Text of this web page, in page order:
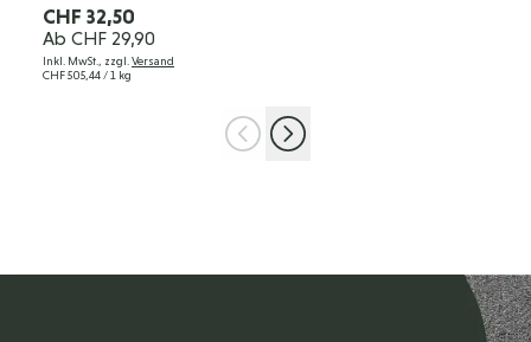
CHF 32,50
Ab CHF 29,90
Inkl. MwSt., zzgl. Versand
CHF 505,44 / 1 kg